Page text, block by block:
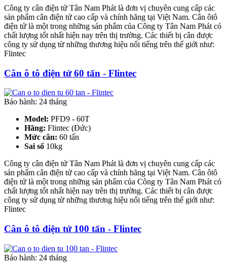
Công ty cân điện tử Tân Nam Phát là đơn vị chuyên cung cấp các
sản phẩm cân điện tử cao cấp và chính hãng tại Việt Nam. Cân ôtô
điện tử là một trong những sản phẩm của Công ty Tân Nam Phát có
chất lượng tốt nhất hiện nay trên thị trường. Các thiết bị cân được
công ty sử dụng từ những thương hiệu nổi tiếng trên thế giới như:
Flintec
Cân ô tô điện tử 60 tấn - Flintec
Bảo hành: 24 tháng
Model: PFD9 - 60T
Hãng: Flintec (Đức)
Mức cân: 60 tấn
Sai số 10kg
Công ty cân điện tử Tân Nam Phát là đơn vị chuyên cung cấp các
sản phẩm cân điện tử cao cấp và chính hãng tại Việt Nam. Cân ôtô
điện tử là một trong những sản phẩm của Công ty Tân Nam Phát có
chất lượng tốt nhất hiện nay trên thị trường. Các thiết bị cân được
công ty sử dụng từ những thương hiệu nổi tiếng trên thế giới như:
Flintec
Cân ô tô điện tử 100 tấn - Flintec
Bảo hành: 24 tháng